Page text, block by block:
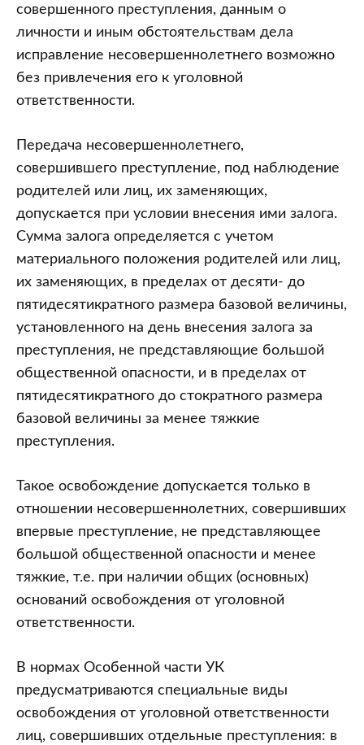
совершенного преступления, данным о
личности и иным обстоятельствам дела
исправление несовершеннолетнего возможно
без привлечения его к уголовной
ответственности.
Передача несовершеннолетнего,
совершившего преступление, под наблюдение
родителей или лиц, их заменяющих,
допускается при условии внесения ими залога.
Сумма залога определяется с учетом
материального положения родителей или лиц,
их заменяющих, в пределах от десяти- до
пятидесятикратного размера базовой величины,
установленного на день внесения залога за
преступления, не представляющие большой
общественной опасности, и в пределах от
пятидесятикратного до стократного размера
базовой величины за менее тяжкие
преступления.
Такое освобождение допускается только в
отношении несовершеннолетних, совершивших
впервые преступление, не представляющее
большой общественной опасности и менее
тяжкие, т.е. при наличии общих (основных)
оснований освобождения от уголовной
ответственности.
В нормах Особенной части УК
предусматриваются специальные виды
освобождения от уголовной ответственности
лиц, совершивших отдельные преступления: в